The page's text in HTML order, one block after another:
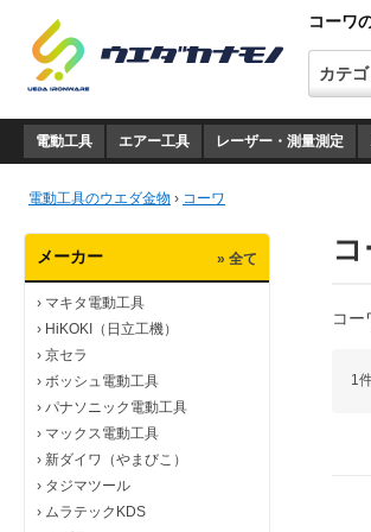
コーワ
電動工具 エアー工具 レーザー・測量測定
電動工具のウエダ金物 › コーワ
メーカー » 全て
› マキタ電動工具
› HiKOKI（日立工機）
› 京セラ
› ボッシュ電動工具
› パナソニック電動工具
› マックス電動工具
› 新ダイワ（やまびこ）
› タジマツール
› ムラテックKDS
コー
1